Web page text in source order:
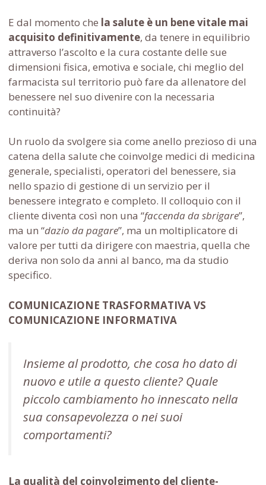
E dal momento che la salute è un bene vitale mai
acquisito definitivamente, da tenere in equilibrio
attraverso l’ascolto e la cura costante delle sue
dimensioni fisica, emotiva e sociale, chi meglio del
farmacista sul territorio può fare da allenatore del
benessere nel suo divenire con la necessaria
continuità?
Un ruolo da svolgere sia come anello prezioso di una
catena della salute che coinvolge medici di medicina
generale, specialisti, operatori del benessere, sia
nello spazio di gestione di un servizio per il
benessere integrato e completo. Il colloquio con il
cliente diventa così non una “faccenda da sbrigare”,
ma un “dazio da pagare”, ma un moltiplicatore di
valore per tutti da dirigere con maestria, quella che
deriva non solo da anni al banco, ma da studio
specifico.
COMUNICAZIONE TRASFORMATIVA VS
COMUNICAZIONE INFORMATIVA
Insieme al prodotto, che cosa ho dato di
nuovo e utile a questo cliente? Quale
piccolo cambiamento ho innescato nella
sua consapevolezza o nei suoi
comportamenti?
La qualità del coinvolgimento del cliente-